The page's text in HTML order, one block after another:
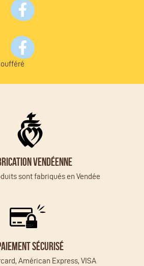
vendéenne
sont fabriqués en Vendée
sécurisé
Américan Express, VISA